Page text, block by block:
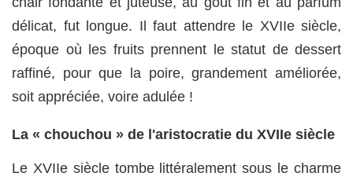
délicat, fut longue. Il faut attendre le XVIIe siècle,
époque où les fruits prennent le statut de dessert
raffiné, pour que la poire, grandement améliorée,
soit appréciée, voire adulée !
La « chouchou » de l'aristocratie du XVIIe siècle
Le XVIIe siècle tombe littéralement sous le charme